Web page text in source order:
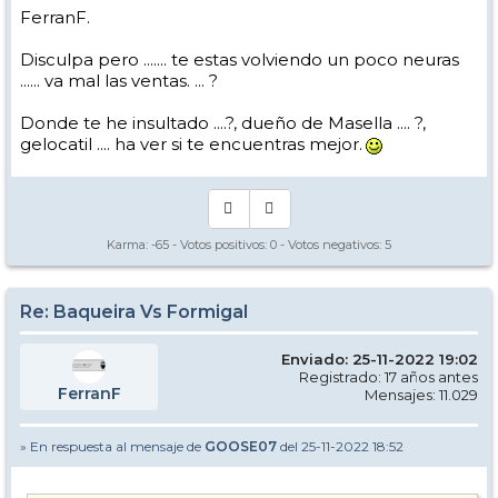
FerranF.
Disculpa pero ....... te estas volviendo un poco neuras
...... va mal las ventas. ... ?
Donde te he insultado ....?, dueño de Masella .... ?,
gelocatil .... ha ver si te encuentras mejor.
Karma: -65 - Votos positivos: 0 - Votos negativos: 5
Re: Baqueira Vs Formigal
FerranF
Enviado: 25-11-2022 19:02
Registrado: 17 años antes
Mensajes: 11.029
» En respuesta al mensaje de GOOSE07 del 25-11-2022 18:52